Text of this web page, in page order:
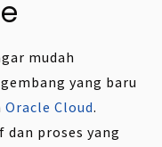
mudah
yang baru
Oracle Cloud.
proses yang